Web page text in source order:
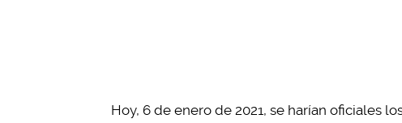
Hoy, 6 de enero de 2021, se harían oficiales